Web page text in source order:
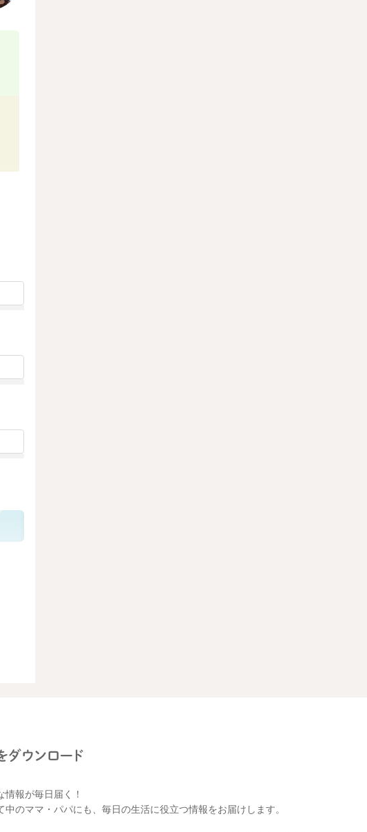
報が毎日届く！
のママ・パパにも、毎日の生活に役立つ情報をお届けします。